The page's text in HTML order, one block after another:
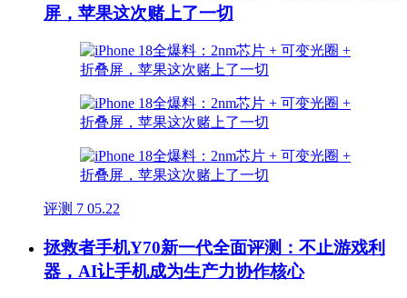
屏，苹果这次赌上了一切
评测 7 05.22
拯救者手机Y70新一代全面评测：不止游戏利
器，AI让手机成为生产力协作核心